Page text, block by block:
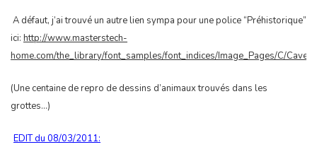
A défaut, j’ai trouvé un autre lien sympa pour une police “Préhistorique”
ici: http://www.masterstech-
home.com/the_library/font_samples/font_indices/Image_Pages/C/
(Une centaine de repro de dessins d’animaux trouvés dans les
grottes…)
EDIT du 08/03/2011: